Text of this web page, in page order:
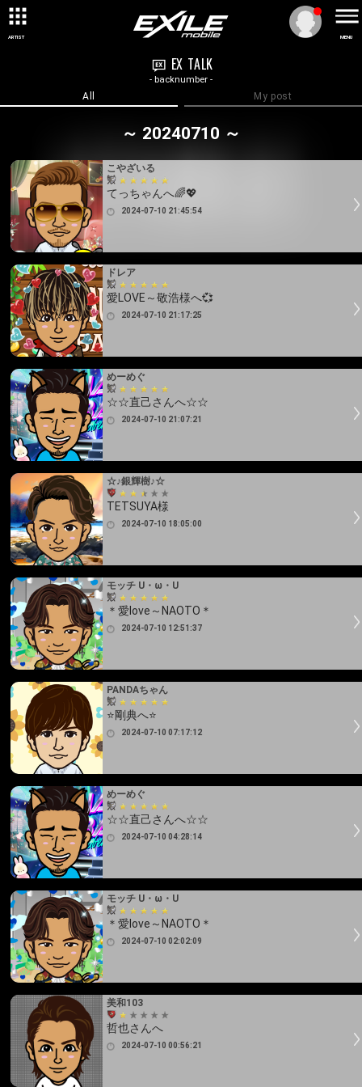
ARTIST MENU
EX TALK
- backnumber -
All My post
～ 20240710 ～
こやざいる
てっちゃんへ🌈💖
2024-07-10 21:45:54
ドレア
愛LOVE～敬浩様へ💞
2024-07-10 21:17:25
めーめぐ
☆☆直己さんへ☆☆
2024-07-10 21:07:21
☆♪銀輝樹♪☆
TETSUYA様
2024-07-10 18:05:00
モッチ U・ω・U
＊愛love～NAOTO＊
2024-07-10 12:51:37
PANDAちゃん
⭐剛典へ⭐
2024-07-10 07:17:12
めーめぐ
☆☆直己さんへ☆☆
2024-07-10 04:28:14
モッチ U・ω・U
＊愛love～NAOTO＊
2024-07-10 02:02:09
美和103
哲也さんへ
2024-07-10 00:56:21